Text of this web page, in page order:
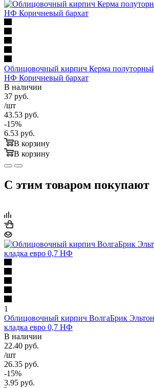
Облицовочный кирпич Керма
НФ Коричневый бархат
В наличии
37 руб.
/шт
43.53 руб.
-15%
6.53 руб.
В корзину
В корзину
С этим товаром покупают
1
Облицовочный кирпич ВолгаБрик
кладка евро 0,7 НФ
В наличии
22.40 руб.
/шт
26.35 руб.
-15%
3.95 руб.